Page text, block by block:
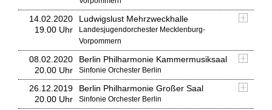
14.02.2020
19.00 Uhr
Ludwigslust Mehrzweckhalle
Landesjugendorchester Mecklenburg-
Vorpommern
08.02.2020
20.00 Uhr
Berlin Philharmonie Kammermusiksaal
Sinfonie Orchester Berlin
26.12.2019
20.00 Uhr
Berlin Philharmonie Großer Saal
Sinfonie Orchester Berlin